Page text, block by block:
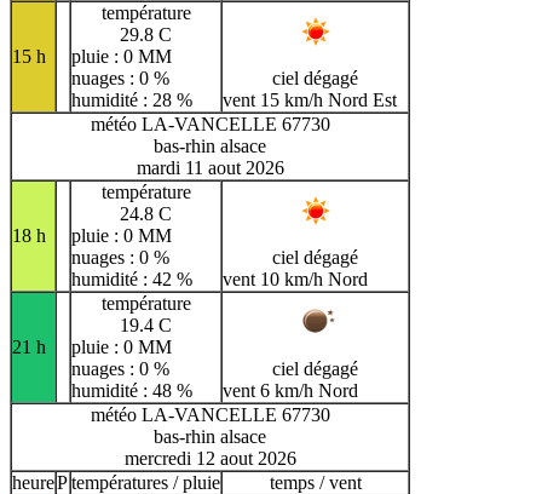
15 h
température
29.8 C
pluie : 0 MM
nuages : 0 %
humidité : 28 %
ciel dégagé
vent 15 km/h Nord Est
météo LA-VANCELLE 67730
bas-rhin alsace
mardi 11 aout 2026
18 h
température
24.8 C
pluie : 0 MM
nuages : 0 %
humidité : 42 %
ciel dégagé
vent 10 km/h Nord
21 h
température
19.4 C
pluie : 0 MM
nuages : 0 %
humidité : 48 %
ciel dégagé
vent 6 km/h Nord
météo LA-VANCELLE 67730
bas-rhin alsace
mercredi 12 aout 2026
heurePtempératures / pluie temps / vent